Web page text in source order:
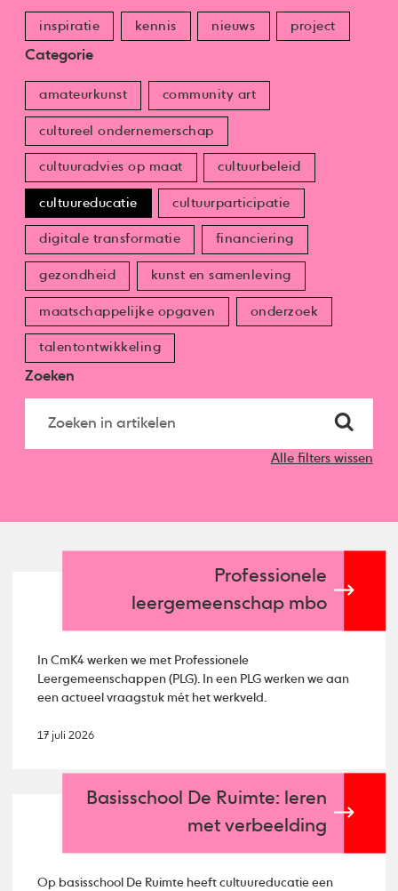
inspiratie kennis nieuws project
Categorie
amateurkunst community art
cultureel ondernemerschap
cultuuradvies op maat cultuurbeleid
cultuureducatie cultuurparticipatie
digitale transformatie financiering
gezondheid kunst en samenleving
maatschappelijke opgaven onderzoek
talentontwikkeling
Zoeken
Alle filters wissen
Professionele
leergemeenschap mbo
In CmK4 werken we met Professionele
Leergemeenschappen (PLG). In een PLG werken we aan
een actueel vraagstuk mét het werkveld.
17 juli 2026
Basisschool De Ruimte: leren
met verbeelding
Op basisschool De Ruimte heeft cultuureducatie een